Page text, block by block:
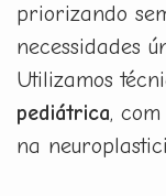
priorizando
necessidades
Utilizamos
pediátrica,
na